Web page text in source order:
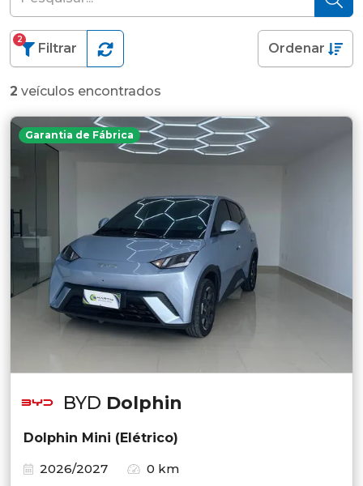
Filtrar
2
Ordenar
2 veículos encontrados
Garantia de Fábrica
BYD Dolphin
Dolphin Mini (Elétrico)
2026/2027
0 km